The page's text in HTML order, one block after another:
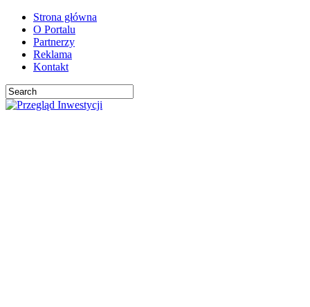
Strona główna
O Portalu
Partnerzy
Reklama
Kontakt